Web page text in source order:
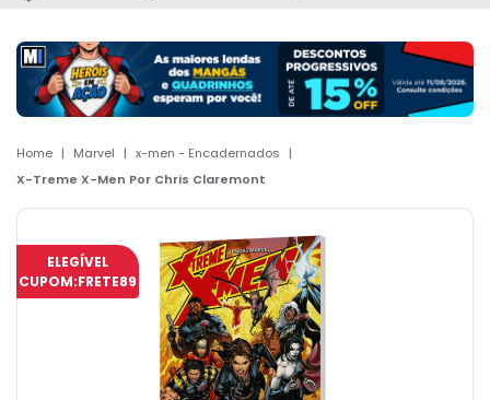
Home | Marvel | x-men - Encadernados
|
X-Treme X-Men Por Chris Claremont
ELEGÍVEL
CUPOM:FRETE89